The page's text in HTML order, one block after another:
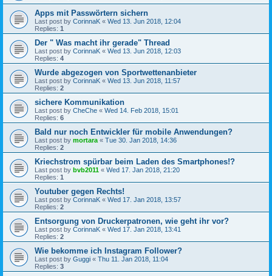
Apps mit Passwörtern sichern
Last post by CorinnaK « Wed 13. Jun 2018, 12:04
Replies: 1
Der " Was macht ihr gerade" Thread
Last post by CorinnaK « Wed 13. Jun 2018, 12:03
Replies: 4
Wurde abgezogen von Sportwettenanbieter
Last post by CorinnaK « Wed 13. Jun 2018, 11:57
Replies: 2
sichere Kommunikation
Last post by CheChe « Wed 14. Feb 2018, 15:01
Replies: 6
Bald nur noch Entwickler für mobile Anwendungen?
Last post by mortara « Tue 30. Jan 2018, 14:36
Replies: 2
Kriechstrom spürbar beim Laden des Smartphones!?
Last post by bvb2011 « Wed 17. Jan 2018, 21:20
Replies: 1
Youtuber gegen Rechts!
Last post by CorinnaK « Wed 17. Jan 2018, 13:57
Replies: 2
Entsorgung von Druckerpatronen, wie geht ihr vor?
Last post by CorinnaK « Wed 17. Jan 2018, 13:41
Replies: 2
Wie bekomme ich Instagram Follower?
Last post by Guggi « Thu 11. Jan 2018, 11:04
Replies: 3